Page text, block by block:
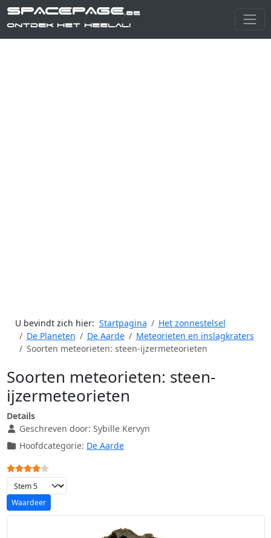
SPACEPAGE.be
Ontdek het heelal!
U bevindt zich hier: Startpagina
Het zonnestelsel
De Planeten
De Aarde
Meteorieten en inslagkraters
Soorten meteorieten: steen-ijzermeteorieten
Soorten meteorieten: steen-
ijzermeteorieten
Details
Geschreven door: Sybille Kervyn
Hoofdcategorie: De Aarde
Gebruikerswaardering:
Voeg waardering toe